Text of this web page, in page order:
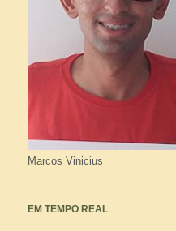
Marcos Vinicius
EM TEMPO REAL